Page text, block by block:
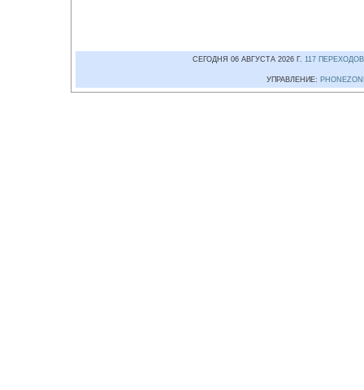
СЕГОДНЯ 06 АВГУСТА 2026 Г. 117 ПЕРЕХОДОВ
УПРАВЛЕНИЕ: